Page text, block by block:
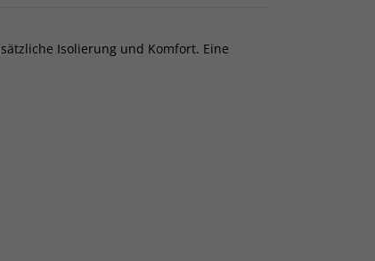
Isolierung und Komfort. Eine